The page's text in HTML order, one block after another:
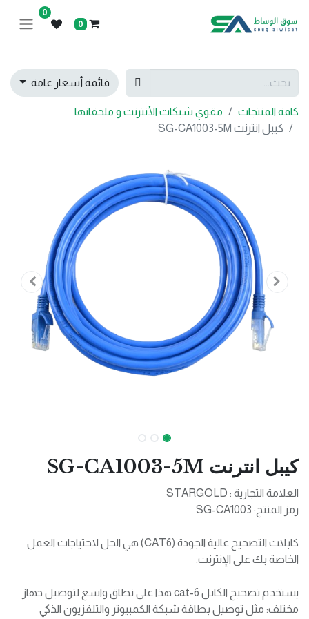
0
0
قائمة أسعار عامة
كافة المنتجات
مقوي شبكات الأنترنت و ملحقاتها
كيبل انترنت SG-CA1003-5M
كيبل انترنت SG-CA1003-5M
العلامة التجارية : STARGOLD
رمز المنتج: SG-CA1003
كابلات التصحيح عالية الجودة (CAT6) هي الحل لاحتياجات العمل
الخاصة بك على الإنترنت.
يستخدم تصحيح الكابل cat-6 هذا على نطاق واسع لتوصيل جهاز
مختلف: مثل توصيل بطاقة شبكة الكمبيوتر والتلفزيون الذكي